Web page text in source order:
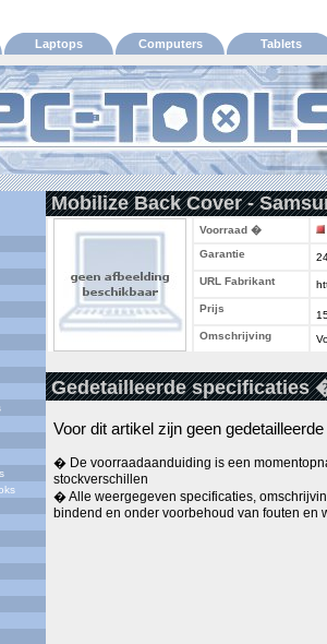
Laptops Computers Tablets
Mobilize Back Cover -
Voorraad �
Garantie
URL Fabrikant
Prijs
Omschrijving
Gedetailleerde specificaties
Voor dit artikel zijn geen
� De voorraadaanduiding is een
stockverschillen
� Alle weergegeven specificaties,
bindend en onder voorbehoud van fouten en